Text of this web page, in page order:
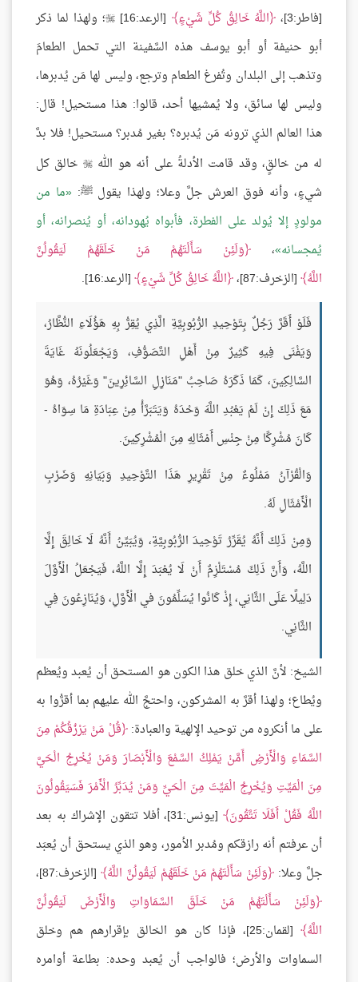
[فاطر:3]،
اللَّهُ خَالِقُ كُلِّ شَيْءٍ [الرعد:16] ؛ ولهذا لما ذكر
أبو حنيفة أو أبو يوسف هذه السَّفينة التي تحمل الطعامَ
وتذهب إلى البلدان وتُفرغ الطعام وترجع، وليس لها مَن يُدبرها،
وليس لها سائق، ولا يُمشيها أحد، قالوا: هذا مستحيل! قال:
هذا العالم الذي ترونه مَن يُدبره؟ بغير مُدبر؟ مستحيل! فلا بدَّ
له من خالقٍ، وقد قامت الأدلةُ على أنه هو الله خالق كل
شيءٍ، وأنه فوق العرش جلَّ وعلا؛ ولهذا يقول ﷺ: ما من
مولودٍ إلا يُولد على الفطرة، فأبواه يُهودانه، أو يُنصرانه، أو
يُمجسانه ،
وَلَئِنْ سَأَلْتَهُمْ مَنْ خَلَقَهُمْ لَيَقُولُنَّ
اللَّهُ [الزخرف:87]، اللَّهُ خَالِقُ كُلِّ شَيْءٍ [الرعد:16].
فَلَوْ أَقَرَّ رَجُلٌ بِتَوْحِيدِ الرُّبُوبِيَّةِ الَّذِي يُقِرُّ بِهِ هَؤُلَاءِ النُّظَّارُ،
وَيَفْنَى فِيهِ كَثِيرٌ مِنْ أَهْلِ التَّصَوُّفِ، وَيَجْعَلُونَهُ غَايَةَ
السَّالِكِينَ، كَمَا ذَكَرَهُ صَاحِبُ "مَنَازِلِ السَّائِرِينَ" وَغَيْرُهُ، وَهُوَ
مَعَ ذَلِكَ إِنْ لَمْ يَعْبُدِ اللَّهَ وَحْدَهُ وَيَتَبَرَّأْ مِنْ عِبَادَةِ مَا سِوَاهُ -
كَانَ مُشْرِكًا مِنْ جِنْسِ أَمْثَالِهِ مِنَ الْمُشْرِكِينَ.
وَالْقُرْآنُ مَمْلُوءٌ مِنْ تَقْرِيرِ هَذَا التَّوْحِيدِ وَبَيَانِهِ وَضَرْبِ
الْأَمْثَالِ لَهُ.
وَمِنْ ذَلِكَ أَنَّهُ يُقَرِّرُ تَوْحِيدَ الرُّبُوبِيَّةِ، وَيُبَيِّنُ أَنَّهُ لَا خَالِقَ إِلَّا
اللَّهُ، وَأَنَّ ذَلِكَ مُسْتَلْزِمٌ أَنْ لَا يُعْبَدَ إِلَّا اللَّهُ، فَيَجْعَلُ الْأَوَّلَ
دَلِيلًا عَلَى الثَّانِي، إِذْ كَانُوا يُسَلِّمُونَ في الْأَوَّلِ، وَيُنَازِعُونَ فِي
الثَّانِي.
الشيخ: لأنَّ الذي خلق هذا الكون هو المستحق أن يُعبد ويُعظم
ويُطاع؛ ولهذا أقرَّ به المشركون، واحتجَّ الله عليهم بما أقرُّوا به
على ما أنكروه من توحيد الإلهية والعبادة: قُلْ مَنْ يَرْزُقُكُمْ مِنَ
السَّمَاءِ وَالْأَرْضِ أَمَّنْ يَمْلِكُ السَّمْعَ وَالْأَبْصَارَ وَمَنْ يُخْرِجُ الْحَيَّ
مِنَ الْمَيِّتِ وَيُخْرِجُ الْمَيِّتَ مِنَ الْحَيِّ وَمَنْ يُدَبِّرُ الْأَمْرَ فَسَيَقُولُونَ
اللَّهُ فَقُلْ أَفَلَا تَتَّقُونَ
[يونس:31]، أفلا تتقون الإشراك به بعد
أن عرفتم أنه رازقكم ومُدبر الأمور، وهو الذي يستحق أن يُعبَد
جلَّ وعلا: وَلَئِنْ سَأَلْتَهُمْ مَنْ خَلَقَهُمْ لَيَقُولُنَّ اللَّهُ [الزخرف:87]،
وَلَئِنْ سَأَلْتَهُمْ مَنْ خَلَقَ السَّمَاوَاتِ وَالْأَرْضَ لَيَقُولُنَّ
اللَّهُ
[لقمان:25]، فإذا كان هو الخالق بإقرارهم هم وخلق
السماوات والأرض؛ فالواجب أن يُعبد وحده: بطاعة أوامره